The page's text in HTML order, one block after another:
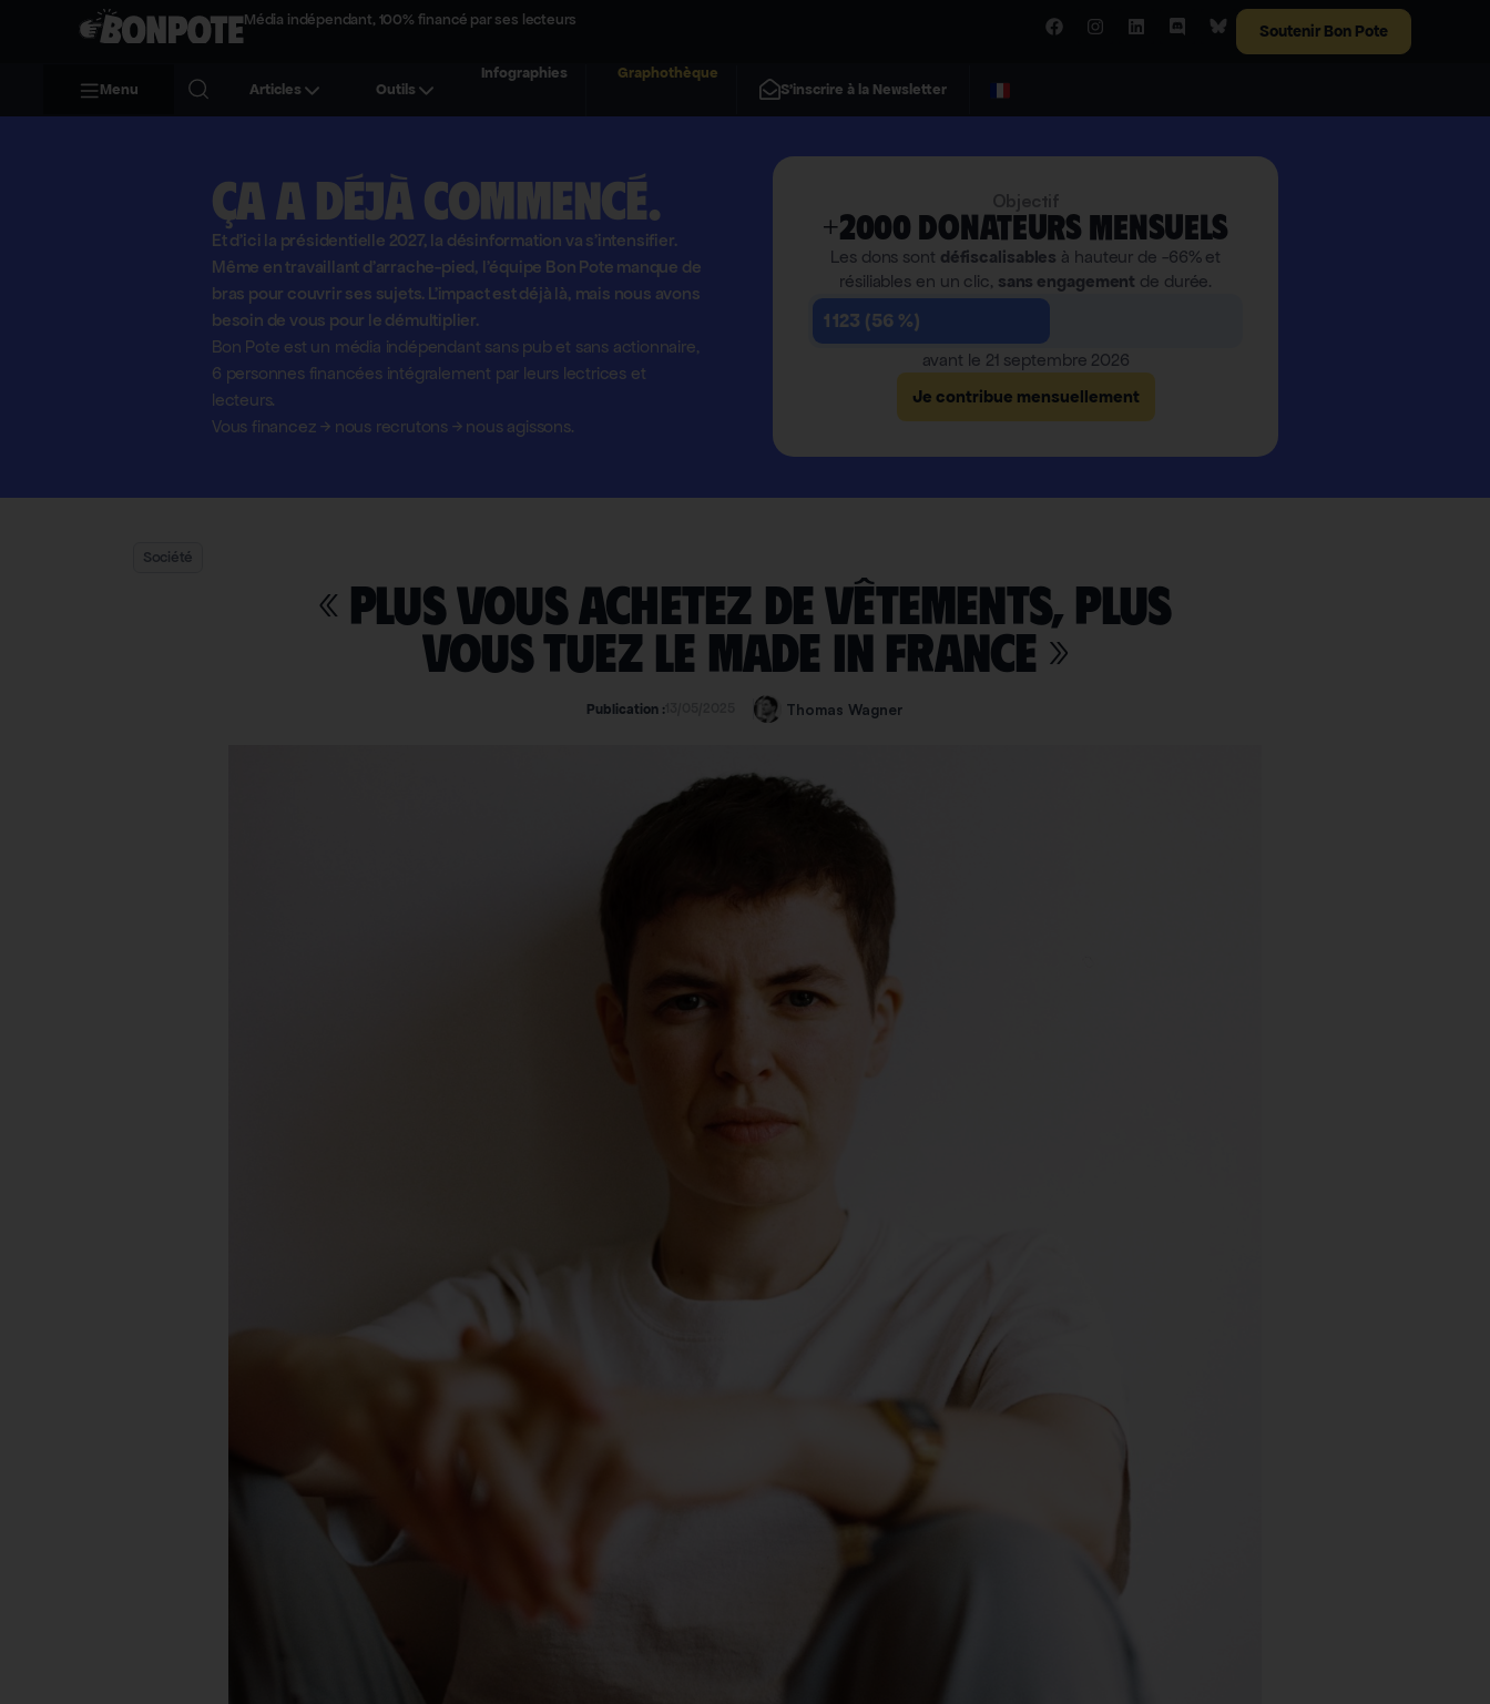
Média indépendant, 100% financé par ses lecteurs
Soutenir Bon Pote
Menu Articles Outils
Infographies
Graphothèque
S'inscrire à la Newsletter
Ça a déjà commencé.
Et d'ici la présidentielle 2027, la désinformation va s'intensifier.
Même en travaillant d'arrache-pied, l'équipe Bon Pote manque de
bras pour couvrir ses sujets. L'impact est déjà là, mais nous avons
besoin de vous pour le démultiplier.
Bon Pote est un média indépendant sans pub et sans actionnaire,
6 personnes financées intégralement par leurs lectrices et
lecteurs.
Vous financez→nous recrutons →nous agissons.
+2000 donateurs mensuels
Les dons sont défiscalisables à hauteur de -66% et
résiliables en un clic, sans engagement de durée.
1 123 (56 %)
avant le 21 septembre 2026
Je contribue mensuellement
Société
« Plus vous achetez de vêtements, plus
vous tuez le made in France »
Publication : Thomas Wagner